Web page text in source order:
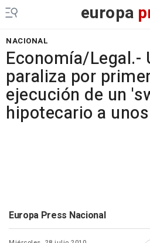
europa
NACIONAL
Economía/Legal.-
paraliza por
ejecución de un
hipotecario a
Europa Press Nacional